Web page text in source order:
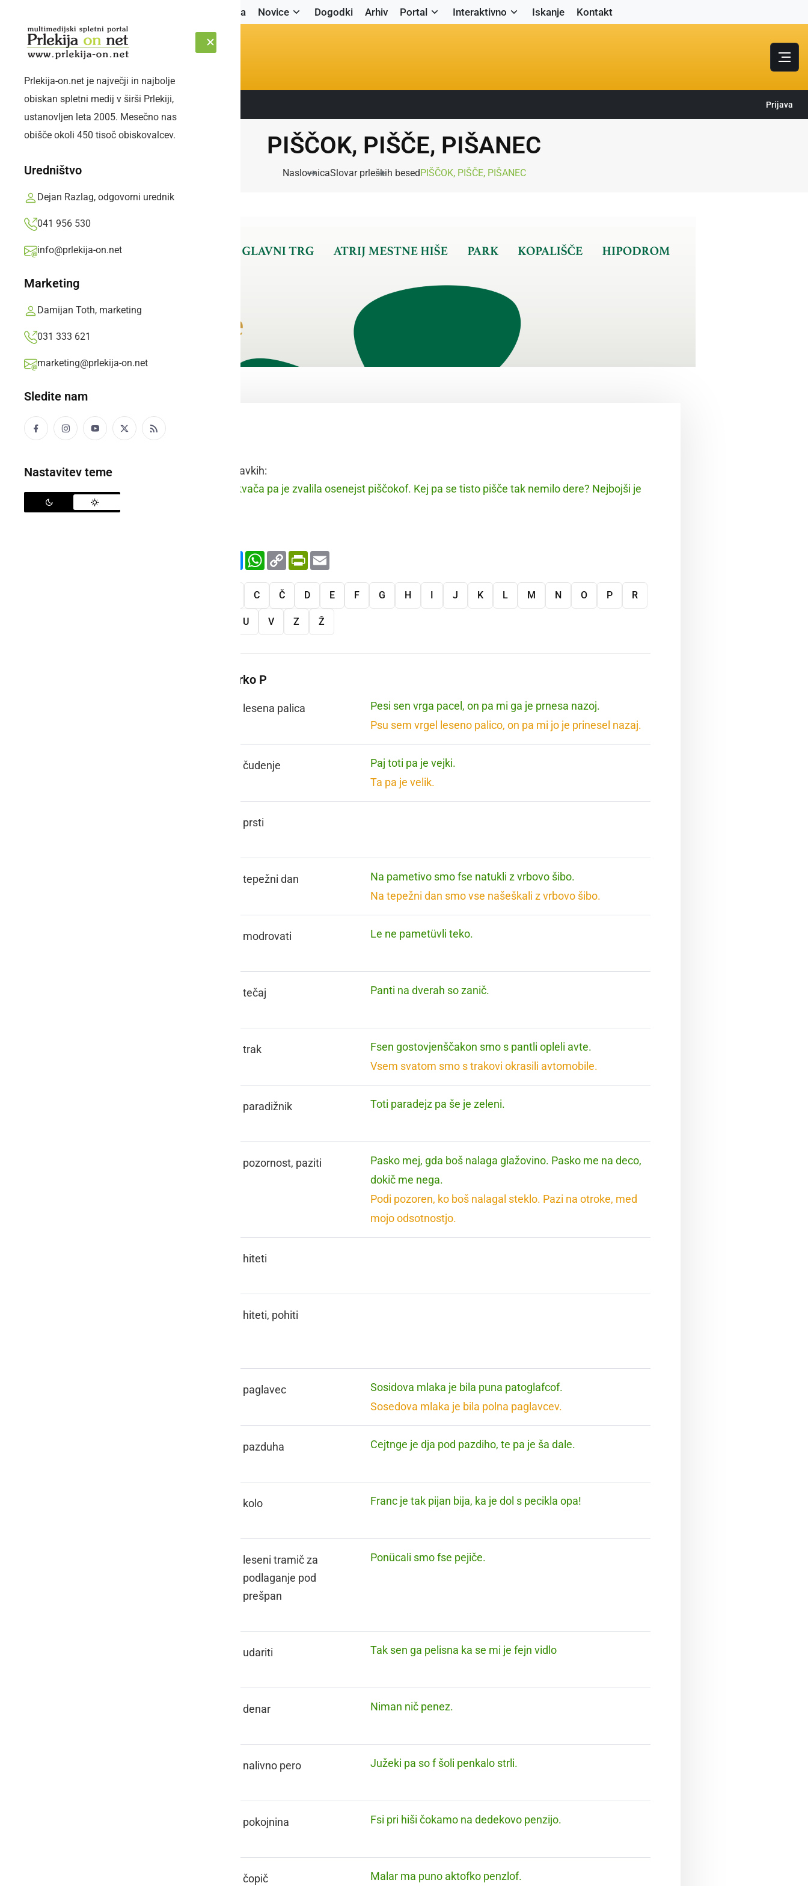
Naslovnica Novice Dogodki Arhiv Portal Interaktivno Iskanje Kontakt
PETEK, 7. AVGUST 2026 Sledite nam: Prijava
Prlekija-on.net je največji in najbolje
obiskan spletni medij v širši Prlekiji,
ustanovljen leta 2005. Mesečno nas
obišče okoli 450 tisoč obiskovalcev.
Uredništvo
Dejan Razlag, odgovorni urednik
041 956 530
info@prlekija-on.net
Marketing
Damijan Toth, marketing
031 333 621
marketing@prlekija-on.net
Sledite nam
Nastavitev teme
PIŠČOK, PIŠČE, PIŠANEC
NaslovnicaSlovar prleških besedPIŠČOK, PIŠČE, PIŠANEC
piščanec
Raba besede v stavkih:
Naša kokvača pa je zvalila osenejst piščokof. Kej pa se tisto pišče tak nemilo dere? Nejbojši je
FacebookMessenger
WhatsApp
Copy
Link
PrintFriendly
C Č D E F G H I J K L M N O P R
U V Z Ž
Več besed na črko P
lesena palica
Pesi sen vrga pacel, on pa mi ga je prnesa nazoj.
Psu sem vrgel leseno palico, on pa mi jo je prinesel nazaj.
čudenje
Paj toti pa je vejki.
Ta pa je velik.
prsti
tepežni dan
Na pametivo smo fse natukli z vrbovo šibo.
Na tepežni dan smo vse našeškali z vrbovo šibo.
modrovati Le ne pametüvli teko.
tečaj Panti na dverah so zanič.
trak
Fsen gostovjenščakon smo s pantli opleli avte.
Vsem svatom smo s trakovi okrasili avtomobile.
paradižnik Toti paradejz pa še je zeleni.
pozornost, paziti
Pasko mej, gda boš nalaga glažovino. Pasko me na deco,
dokič me nega.
Podi pozoren, ko boš nalagal steklo. Pazi na otroke, med
mojo odsotnostjo.
hiteti
hiteti, pohiti
paglavec
Sosidova mlaka je bila puna patoglafcof.
Sosedova mlaka je bila polna paglavcev.
pazduha Cejtnge je dja pod pazdiho, te pa je ša dale.
kolo Franc je tak pijan bija, ka je dol s pecikla opa!
leseni tramič za
podlaganje pod
prešpan
Ponücali smo fse pejiče.
udariti Tak sen ga pelisna ka se mi je fejn vidlo
denar Niman nič penez.
nalivno pero Južeki pa so f šoli penkalo strli.
pokojnina Fsi pri hiši čokamo na dedekovo penzijo.
čopič Malar ma puno aktofko penzlof.